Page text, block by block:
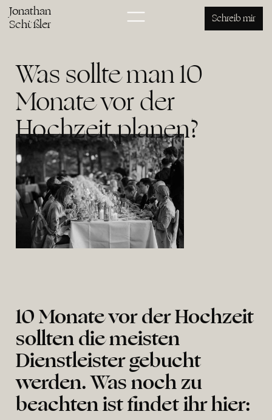
Was sollte man 10
Monate vor der
Hochzeit planen?
10 Monate vor der Hochzeit
sollten die meisten
Dienstleister gebucht
werden. Was noch zu
beachten ist findet ihr hier:
Jonathan
Schüßler Schreib mir